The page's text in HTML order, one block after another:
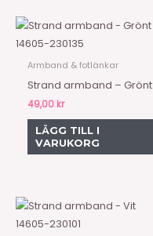
14605-230135
Armband & fotlänkar
Strand armband – Grönt
49,00 kr
LÄGG TILL I
VARUKORG
14605-230101